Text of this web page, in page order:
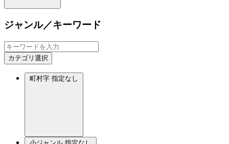
ジャンル／キーワード
カテゴリ選択
町村字 指定なし